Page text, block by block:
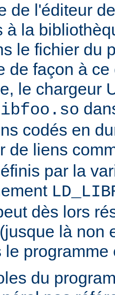
de l'éditeur
à la
le fichier du
de façon à
le chargeur
codés en
de liens
par la
dès lors
là non
le programme
du